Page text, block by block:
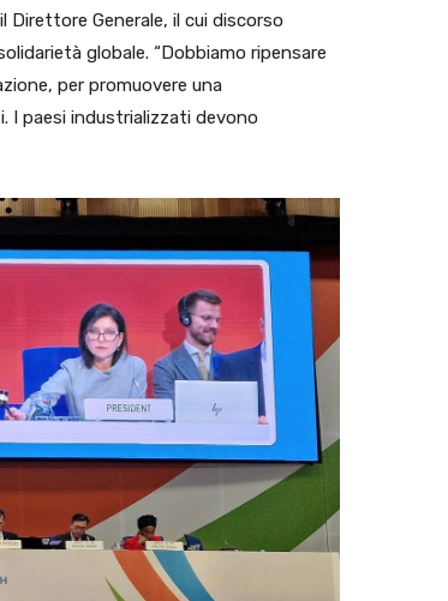
Direttore Generale, il cui discorso
globale. “Dobbiamo ripensare
per promuovere una
I paesi industrializzati devono